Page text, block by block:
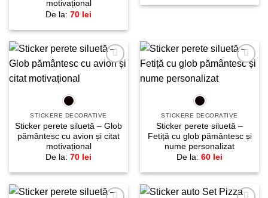
motivațional
De la: 70 lei
STICKERE DECORATIVE
Sticker perete siluetă – Glob
pământesc cu avion și citat
motivațional
De la: 70 lei
STICKERE DECORATIVE
Sticker perete siluetă –
Fetiță cu glob pământesc și
nume personalizat
De la: 60 lei